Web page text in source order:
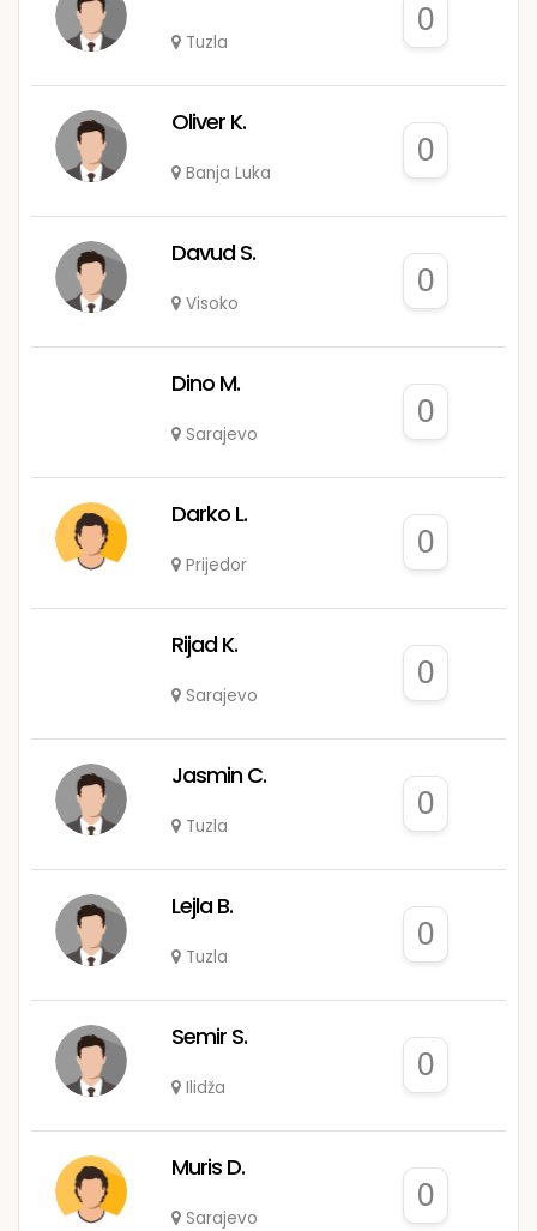
Tuzla
0
Oliver K.
Banja Luka
0
Davud S.
Visoko
0
Dino M.
Sarajevo
0
Darko L.
Prijedor
0
Rijad K.
Sarajevo
0
Jasmin C.
Tuzla
0
Lejla B.
Tuzla
0
Semir S.
Ilidža
0
Muris D.
Sarajevo
0